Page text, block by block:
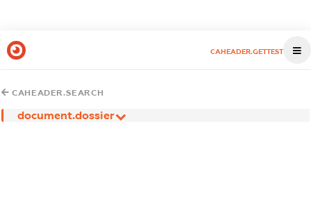
CAHEADER.GETTEST
CAHEADER.SEARCH
document.dossier